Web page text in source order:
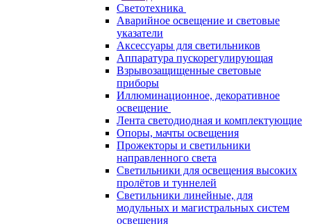
Светотехника
Аварийное освещение и световые
указатели
Аксессуары для светильников
Аппаратура пускорегулирующая
Взрывозащищенные световые
приборы
Иллюминационное, декоративное
освещение
Лента светодиодная и комплектующие
Опоры, мачты освещения
Прожекторы и светильники
направленного света
Светильники для освещения высоких
пролётов и туннелей
Светильники линейные, для
модульных и магистральных систем
освещения